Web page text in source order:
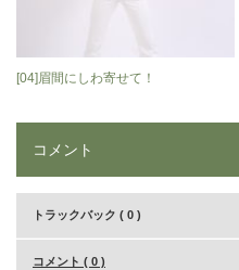
[04]眉間にしわ寄せて！
コメント
トラックバック ( 0 )
コメント ( 0 )